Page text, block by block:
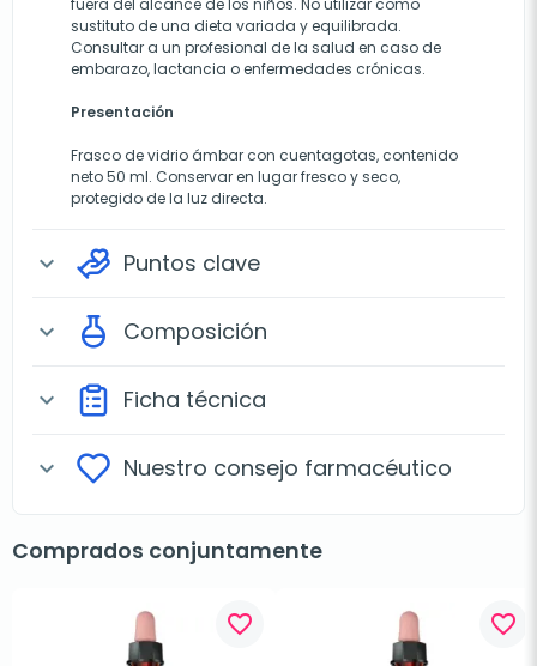
sustituto de una dieta variada y equilibrada.
Consultar a un profesional de la salud en caso de
embarazo, lactancia o enfermedades crónicas.
Presentación
Frasco de vidrio ámbar con cuentagotas, contenido
neto 50 ml. Conservar en lugar fresco y seco,
protegido de la luz directa.
expand_more Puntos clave
expand_more Composición
expand_more Ficha técnica
expand_more Nuestro consejo farmacéutico
Comprados conjuntamente
favorite_border favorite_border